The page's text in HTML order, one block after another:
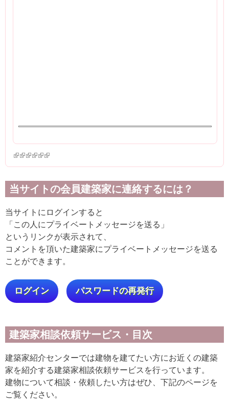
(link is external)
(link is external)
(link is external)
(link is external)
(link is external)
(link is external)
当サイトの会員建築家に連絡するには？
当サイトにログインすると
「この人にプライベートメッセージを送る」
というリンクが表示されて、
コメントを頂いた建築家にプライベートメッセージを送る
ことができます。
ログイン パスワードの再発行
建築家相談依頼サービス・目次
建築家紹介センターでは建物を建てたい方にお近くの建築
家を紹介する建築家相談依頼サービスを行っています。
建物について相談・依頼したい方はぜひ、下記のページを
ご覧ください。